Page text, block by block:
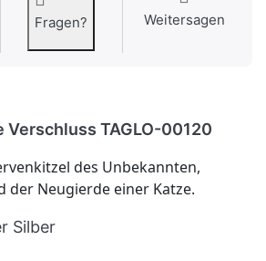
Fragen? Weitersagen
TAGLO-00120
des Unbekannten,
der Neugierde einer Katze.
Silber